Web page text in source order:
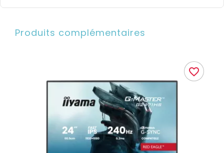
Produits complémentaires
favorite_border